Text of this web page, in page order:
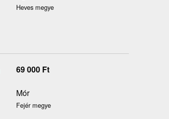
Heves megye
69 000 Ft
Mór
Fejér megye